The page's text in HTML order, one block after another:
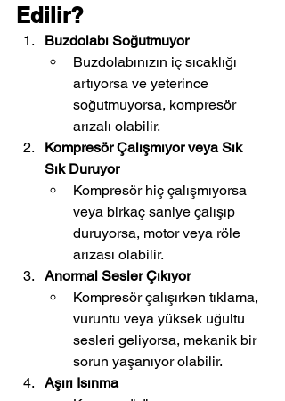
Edilir?
Buzdolabı Soğutmuyor
Buzdolabınızın iç sıcaklığı
artıyorsa ve yeterince
soğutmuyorsa, kompresör
arızalı olabilir.
Kompresör Çalışmıyor veya Sık
Sık Duruyor
Kompresör hiç çalışmıyorsa
veya birkaç saniye çalışıp
duruyorsa, motor veya röle
arızası olabilir.
Anormal Sesler Çıkıyor
Kompresör çalışırken tıklama,
vuruntu veya yüksek uğultu
sesleri geliyorsa, mekanik bir
sorun yaşanıyor olabilir.
Aşırı Isınma